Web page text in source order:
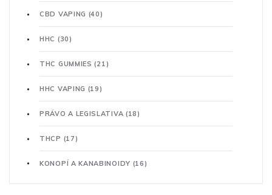
CBD VAPING (40)
HHC (30)
THC GUMMIES(21)
HHC VAPING (19)
PRÁVO A LEGISLATIVA (18)
THCP (17)
KONOPÍ A KANABINOIDY (16)